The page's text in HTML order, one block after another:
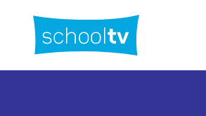
hoofdinhoud